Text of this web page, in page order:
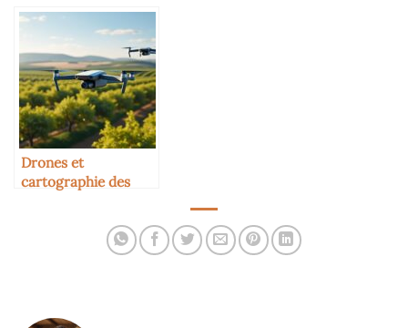
Drones et
cartographie des